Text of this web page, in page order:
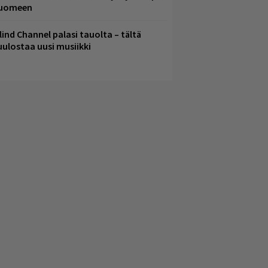
Channel palasi tauolta – tältä
uusi musiikki